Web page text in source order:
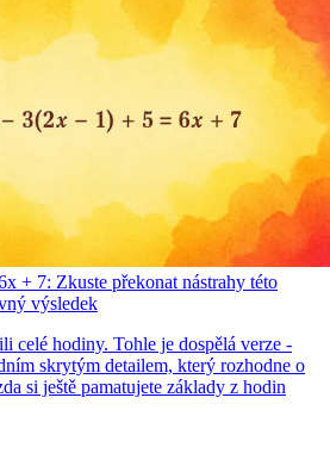
+ 7: Zkuste překonat nástrahy této
výsledek
celé hodiny. Tohle je dospělá verze -
skrytým detailem, který rozhodne o
si ještě pamatujete základy z hodin